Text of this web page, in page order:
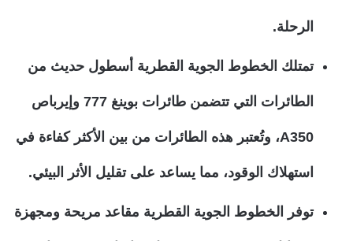
الرحلة.
تمتلك الخطوط الجوية القطرية أسطول حديث من
الطائرات التي تتضمن طائرات بوينغ 777 وإيرباص
A350، وتُعتبر هذه الطائرات من بين الأكثر كفاءة في
استهلاك الوقود، مما يساعد على تقليل الأثر البيئي.
توفر الخطوط الجوية القطرية مقاعد مريحة ومجهزة